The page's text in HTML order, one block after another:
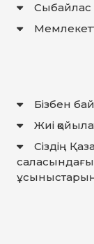
Сыбайлас
Бізбен
Жиі
Сіздің